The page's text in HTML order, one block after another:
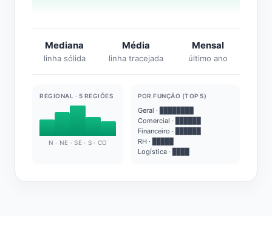
Mediana
linha sólida
Média
linha tracejada
Mensal
último ano
REGIONAL · 5 REGIÕES
N · NE · SE · S · CO
POR FUNÇÃO (TOP 5)
Geral · ████████
Comercial · ██████
Financeiro · ██████
RH · █████
Logística · ████